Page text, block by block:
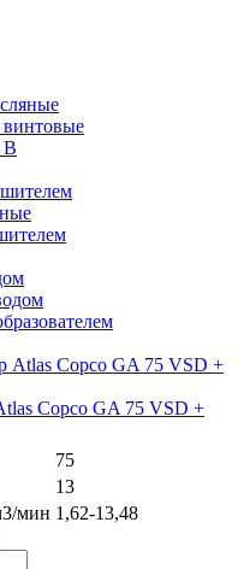
винтовые
В
Copco GA 75 VSD +
75
13
мин 1,62-13,48